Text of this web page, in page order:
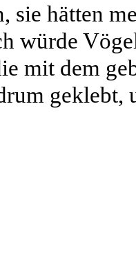
sie hätten
würde
mit dem
geklebt,